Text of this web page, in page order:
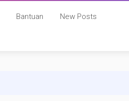
Bantuan New Posts